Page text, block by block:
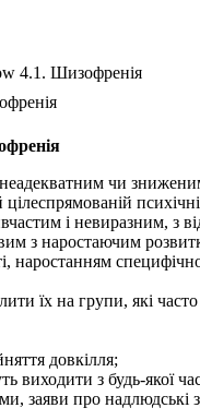
4.1. Шизофренія
чи
і невиразним, з
з наростаючим
їх на групи, які
довкілля;
виходити з будь-якої
заяви про